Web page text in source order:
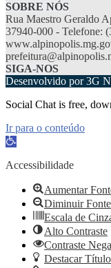
SOBRE NÓS
Rua Maestro Geraldo
37940-000 - Telefone:
SIGA-NOS
Desenvolvido por 3G
Social Chat is free,
Ir para o conteúdo
Abrir
barra
ferramentas
Accessibilidade
Aumentar
Diminuir Fonte
Escala de
Alto Contraste
Contraste
Destacar